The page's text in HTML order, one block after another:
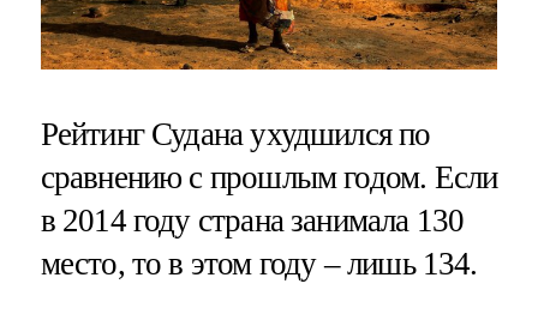
Рейтинг Судана ухудшился по
сравнению с прошлым годом. Если
в 2014 году страна занимала 130
место, то в этом году – лишь 134.